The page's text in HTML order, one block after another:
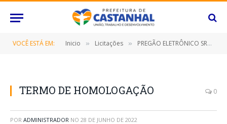
VOCÊ ESTÁ EM: Inicio » Licitações » PREGÃO ELETRÔNICO SRP Nº 020/2022 (CONTRATAÇÃO DE EMPRESA ESPECIALIZADA PARA FORNECIMENTO DE RECARGA DE ÁGUA MINERAL DE 20 LITROS)
TERMO DE HOMOLOGAÇÃO 0
POR ADMINISTRADOR NO 28 DE JUNHO DE 2022